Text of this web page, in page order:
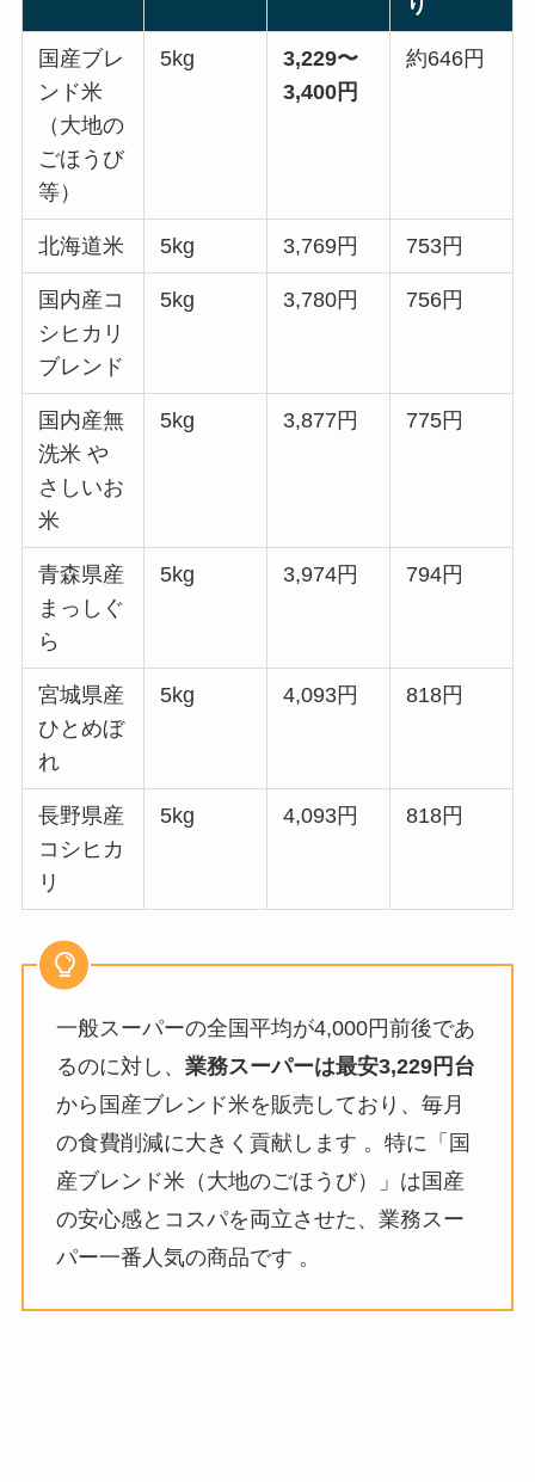
り
国産ブレ
ンド米
（大地の
ごほうび
等）
5kg
3,229〜
3,400円
約646円
北海道米 5kg 3,769円 753円
国内産コ
シヒカリ
ブレンド
5kg 3,780円 756円
国内産無
洗米 や
さしいお
米
5kg 3,877円 775円
青森県産
まっしぐ
ら
5kg 3,974円 794円
宮城県産
ひとめぼ
れ
5kg 4,093円 818円
長野県産
コシヒカ
リ
5kg 4,093円 818円
一般スーパーの全国平均が4,000円前後であ
るのに対し、 業務スーパーは最安3,229円台
から国産ブレンド米を販売しており、毎月
の食費削減に大きく貢献します 。特に「国
産ブレンド米（大地のごほうび）」は国産
の安心感とコスパを両立させた、業務スー
パー一番人気の商品です 。